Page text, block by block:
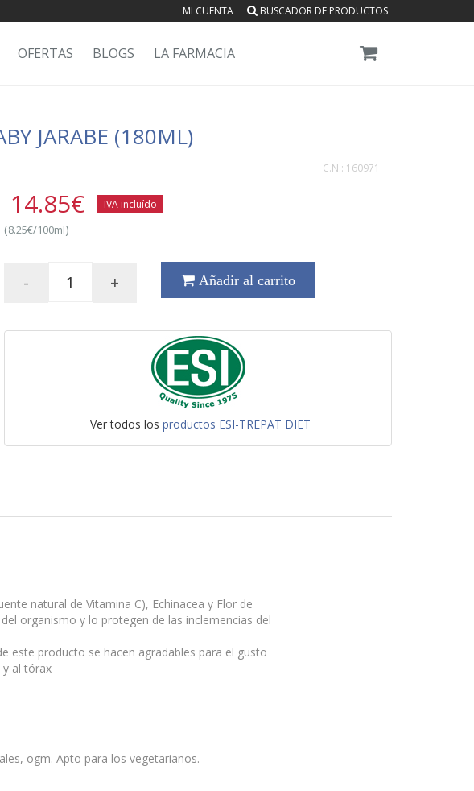
MI CUENTA BUSCADOR DE PRODUCTOS
OFERTAS BLOGS LA FARMACIA
JARABE (180ML)
C.N.: 160971
14.85€ IVA incluído
(8.25€/100ml)
- + Añadir al carrito
Ver todos los productos ESI-TREPAT DIET
natural de Vitamina C), Echinacea y Flor de
organismo y lo protegen de las inclemencias del
este producto se hacen agradables para el gusto
y al tórax
ogm. Apto para los vegetarianos.